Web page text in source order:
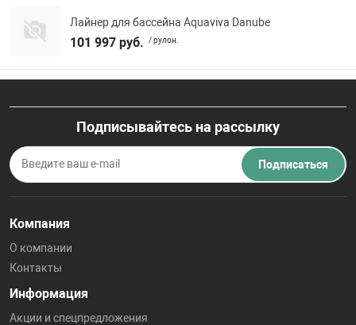
Лайнер для бассейна Aquaviva Danube
101 997 руб. / рулон.
Подписывайтесь на рассылку
Подписаться
Компания
О компании
Контакты
Информация
Акции и спецпредложения